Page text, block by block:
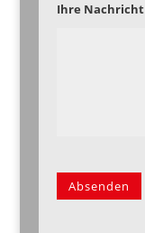
Ihre Nachricht
Absenden